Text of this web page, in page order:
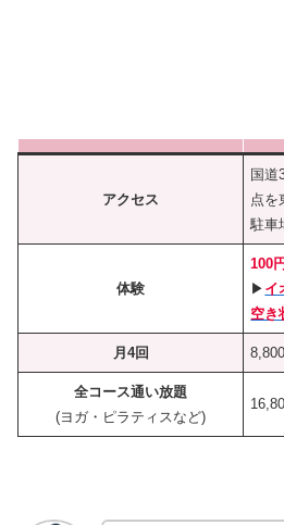
アクセス
国道
点を
駐車
体験
100円
▶︎ イ
空き
月4回
全コース通い放題
(ヨガ・ピラティスなど)